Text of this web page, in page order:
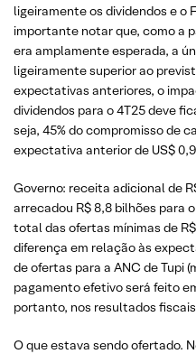
ligeiramente os dividendos e o
importante notar que, como a
era amplamente esperada, a
ligeiramente superior ao
expectativas anteriores, o
dividendos para o 4T25 deve
seja, 45% do compromisso de
expectativa anterior de US$
Governo: receita adicional de
arrecadou R$ 8,8 bilhões para
total das ofertas mínimas de
diferença em relação às
de ofertas para a ANC de Tupi
pagamento efetivo será feito
portanto, nos resultados
O que estava sendo ofertado.